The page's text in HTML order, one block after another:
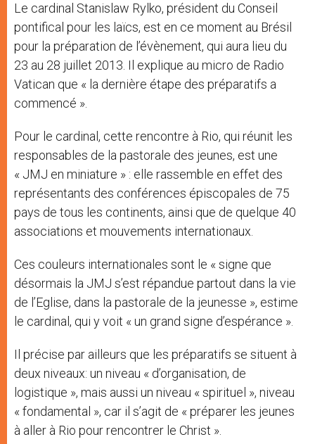
Le cardinal Stanislaw Rylko, président du Conseil
pontifical pour les laïcs, est en ce moment au Brésil
pour la préparation de l’évènement, qui aura lieu du
23 au 28 juillet 2013. Il explique au micro de Radio
Vatican que « la dernière étape des préparatifs a
commencé ».
Pour le cardinal, cette rencontre à Rio, qui réunit les
responsables de la pastorale des jeunes, est une
« JMJ en miniature » : elle rassemble en effet des
représentants des conférences épiscopales de 75
pays de tous les continents, ainsi que de quelque 40
associations et mouvements internationaux.
Ces couleurs internationales sont le « signe que
désormais la JMJ s’est répandue partout dans la vie
de l’Eglise, dans la pastorale de la jeunesse », estime
le cardinal, qui y voit « un grand signe d’espérance ».
Il précise par ailleurs que les préparatifs se situent à
deux niveaux: un niveau « d’organisation, de
logistique », mais aussi un niveau « spirituel », niveau
« fondamental », car il s’agit de « préparer les jeunes
à aller à Rio pour rencontrer le Christ ».